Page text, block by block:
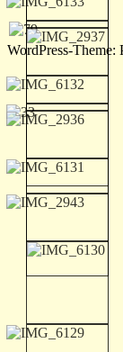
WordPress-Theme: